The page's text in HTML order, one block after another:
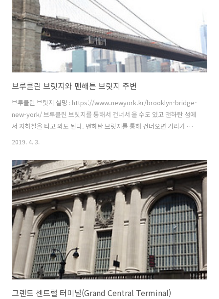
브루클린 브릿지와 맨해튼 브릿지 주변
브루클린 브릿지 설명 : https://www.newyork.kr/brooklyn-bridge-
new-york/ 브루클린 브릿지를 통해서 건너서 올 수도 있고 맨하탄 섬에
서 지하철을 타고 와도 된다. 맨하탄 브릿지를 통해 건너오면 거리가 멀
어 불편할 수 있지만 오는 도중에 리틀이탈리아 와 차이나 타운을 볼 수
쪽으로 걸어서 덤보 지역에 쉽게 접근 할 수 있다. 2013년 여행할 당시에
공터에 어떤 행사가 열리고 있었다. 현재 구글맵을 통해서확인한 결과 더
맥스 패밀리 가든(The Max Family Garden)이라는 이름으로 정원이 조
성되어 있다. Google Map 브루클린 브릿지 (Brooklyn Bridge) 맨하탄
브릿지 (M..
2019. 4. 3.
그랜드 센트럴 터미널(Grand Central Terminal)